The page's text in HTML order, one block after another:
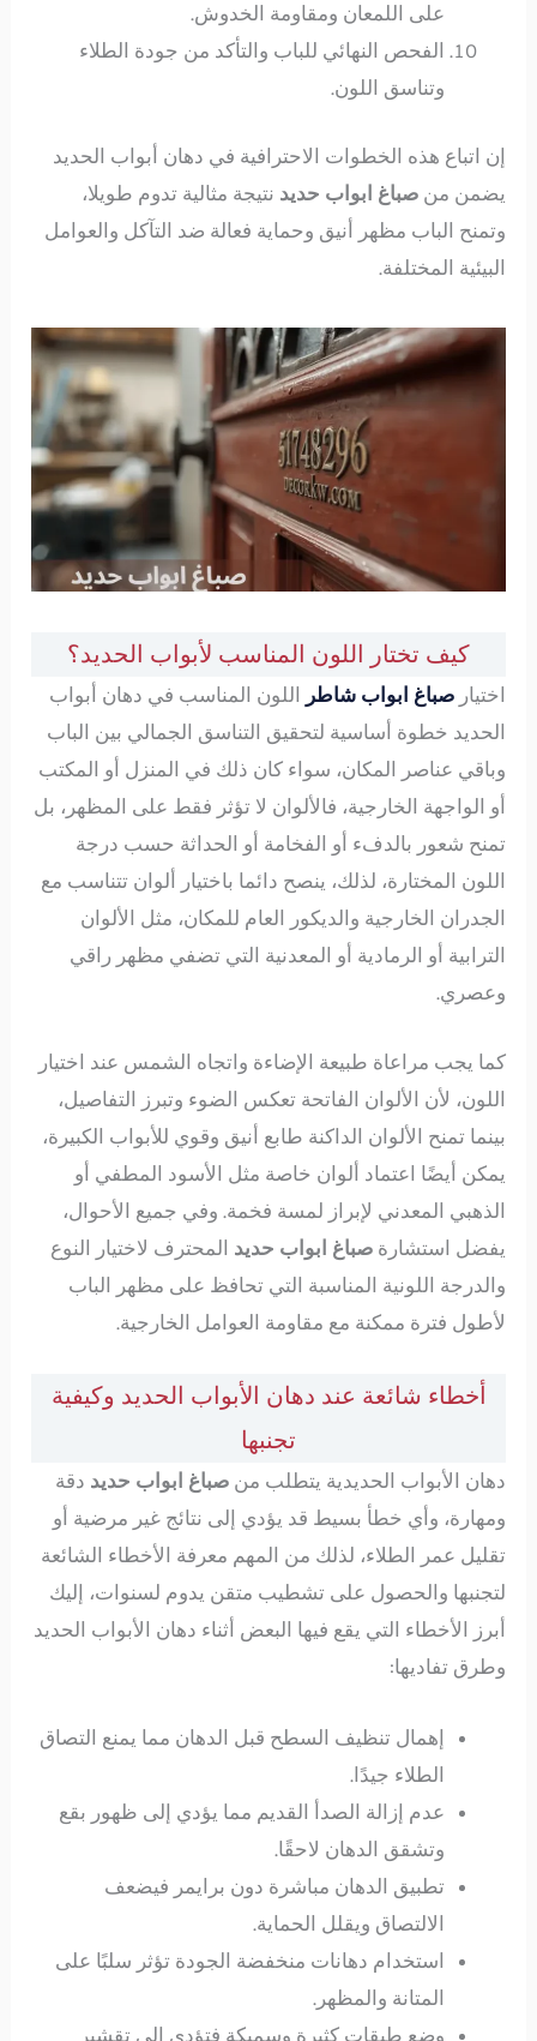
على اللمعان ومقاومة الخدوش.
الفحص النهائي للباب والتأكد من جودة الطلاء
وتناسق اللون.
إن اتباع هذه الخطوات الاحترافية في دهان أبواب الحديد
يضمن منصباغ ابواب حديد نتيجة مثالية تدوم طويلا،
وتمنح الباب مظهر أنيق وحماية فعالة ضد التآكل والعوامل
البيئية المختلفة.
كيف تختار اللون المناسب لأبواب الحديد؟
اختيارصباغ ابواب شاطر اللون المناسب في دهان أبواب
الحديد خطوة أساسية لتحقيق التناسق الجمالي بين الباب
وباقي عناصر المكان، سواء كان ذلك في المنزل أو المكتب
أو الواجهة الخارجية، فالألوان لا تؤثر فقط على المظهر، بل
تمنح شعور بالدفء أو الفخامة أو الحداثة حسب درجة
اللون المختارة، لذلك، ينصح دائما باختيار ألوان تتناسب مع
الجدران الخارجية والديكور العام للمكان، مثل الألوان
الترابية أو الرمادية أو المعدنية التي تضفي مظهر راقي
وعصري.
كما يجب مراعاة طبيعة الإضاءة واتجاه الشمس عند اختيار
اللون، لأن الألوان الفاتحة تعكس الضوء وتبرز التفاصيل،
بينما تمنح الألوان الداكنة طابع أنيق وقوي للأبواب الكبيرة،
يمكن أيضًا اعتماد ألوان خاصة مثل الأسود المطفي أو
الذهبي المعدني لإبراز لمسة فخمة. وفي جميع الأحوال،
يفضل استشارةصباغ ابواب حديد المحترف لاختيار النوع
والدرجة اللونية المناسبة التي تحافظ على مظهر الباب
لأطول فترة ممكنة مع مقاومة العوامل الخارجية.
أخطاء شائعة عند دهان الأبواب الحديد وكيفية
تجنبها
دهان الأبواب الحديدية يتطلب منصباغ ابواب حديد دقة
ومهارة، وأي خطأ بسيط قد يؤدي إلى نتائج غير مرضية أو
تقليل عمر الطلاء، لذلك من المهم معرفة الأخطاء الشائعة
لتجنبها والحصول على تشطيب متقن يدوم لسنوات، إليك
أبرز الأخطاء التي يقع فيها البعض أثناء دهان الأبواب الحديد
وطرق تفاديها:
إهمال تنظيف السطح قبل الدهان مما يمنع التصاق
الطلاء جيدًا.
عدم إزالة الصدأ القديم مما يؤدي إلى ظهور بقع
وتشقق الدهان لاحقًا.
تطبيق الدهان مباشرة دون برايمر فيضعف
الالتصاق ويقلل الحماية.
استخدام دهانات منخفضة الجودة تؤثر سلبًا على
المتانة والمظهر.
وضع طبقات كثيرة وسميكة فتؤدي إلى تقشير